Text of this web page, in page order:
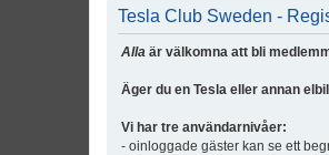
Tesla Club Sweden -
Alla är välkomna att bli
Äger du en Tesla eller annan elbil
Vi har tre användarnivåer:
- oinloggade gäster kan se ett